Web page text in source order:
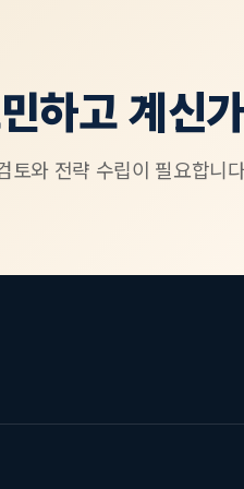
하고 계신
토와 전략 수립이 필요합니